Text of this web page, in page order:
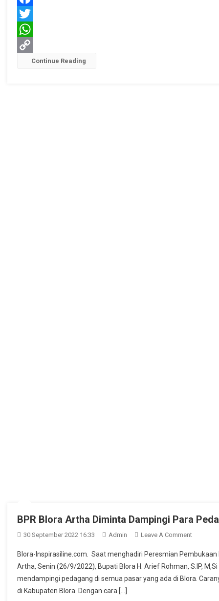
Facebook
Twitter
WhatsApp
CopyContinue Reading
BPR Blora Artha Diminta Dampingi Para
30 September 2022 16:33 Admin Leave A CommentOn
Blora
Artha
Diminta
Blora-Inspirasiline.com. Saat menghadiri Peresmian
Artha, Senin (26/9/2022), Bupati Blora H. Arief Rohman, S.IP,
mendampingi pedagang di semua pasar yang ada di Blora.
di Kabupaten Blora. Dengan cara […]